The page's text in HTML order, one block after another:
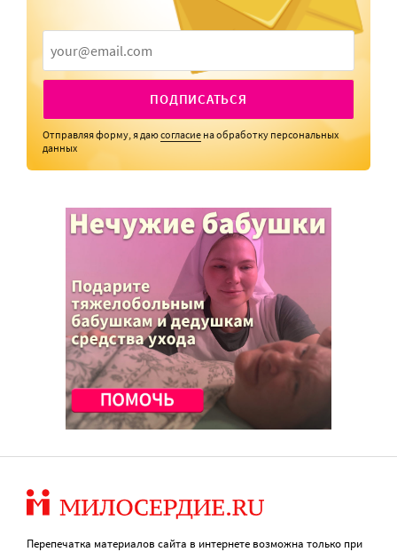
ПОДПИСАТЬСЯ
Отправляя форму, я даюсогласие на обработку персональных
данных
Перепечатка материалов сайта в интернете возможна только при